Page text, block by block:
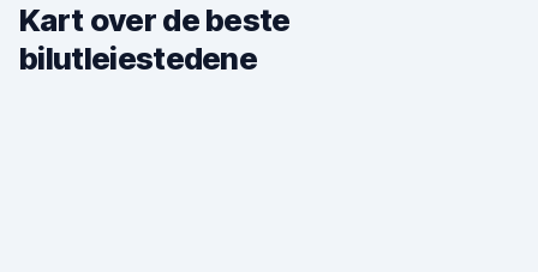
Kart over de beste
bilutleiestedene